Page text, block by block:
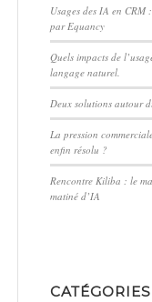
Usages des IA en CRM
par Equancy
Quels impacts de
langage naturel.
Deux solutions autour
La pression
enfin résolu ?
Rencontre Kiliba : le
matiné d’IA
CATÉGORIES